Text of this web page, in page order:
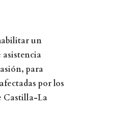
un
para
por los
Castilla-La